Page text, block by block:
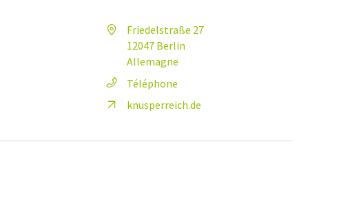
Friedelstraße 27
12047 Berlin
Allemagne
Téléphone
knusperreich.de